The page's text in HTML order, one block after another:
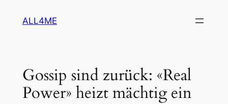
InhaltALL4ME
Gossip sind zurück: «Real
Power» heizt mächtig ein